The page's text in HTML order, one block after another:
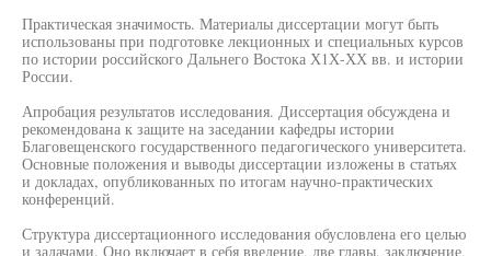
Практическая значимость. Материалы диссертации могут быть
использованы при подготовке лекционных и специальных курсов
по истории российского Дальнего Востока Х1Х-ХХ вв. и истории
России.
Апробация результатов исследования. Диссертация обсуждена и
рекомендована к защите на заседании кафедры истории
Благовещенского государственного педагогического университета.
Основные положения и выводы диссертации изложены в статьях
и докладах, опубликованных по итогам научно-практических
конференций.
Структура диссертационного исследования обусловлена его целью
и задачами. Оно включает в себя введение, две главы, заключение,